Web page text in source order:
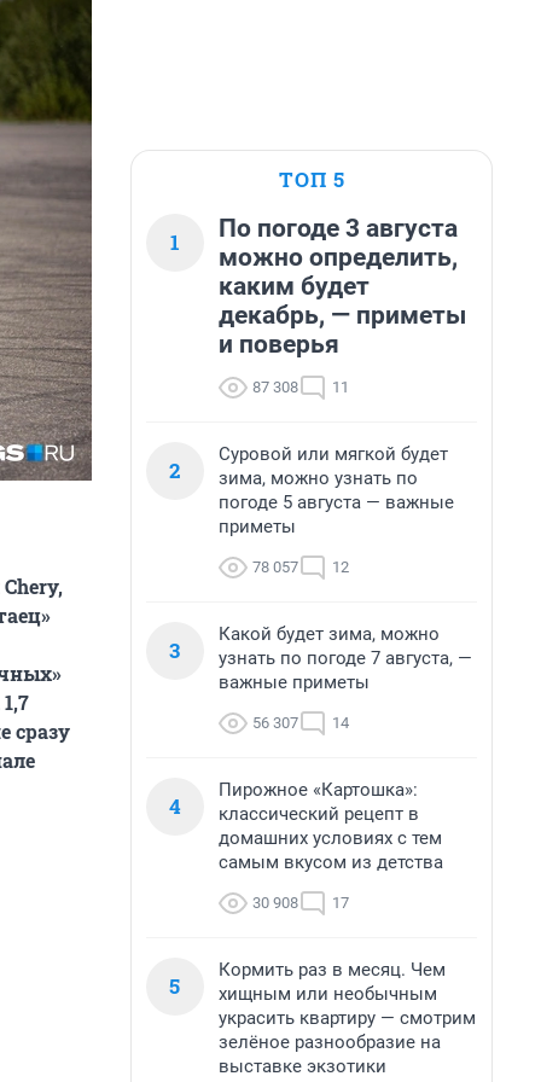
сразу
ТОП 5
1
По погоде 3 августа
можно определить,
каким будет
декабрь, — приметы
и поверья
87 308 11
2
Суровой или мягкой будет
зима, можно узнать по
погоде 5 августа — важные
приметы
78 057 12
3
Какой будет зима, можно
узнать по погоде 7 августа, —
важные приметы
56 307 14
4
Пирожное «Картошка»:
классический рецепт в
домашних условиях с тем
самым вкусом из детства
30 908 17
5
Кормить раз в месяц. Чем
хищным или необычным
украсить квартиру — смотрим
зелёное разнообразие на
выставке экзотики